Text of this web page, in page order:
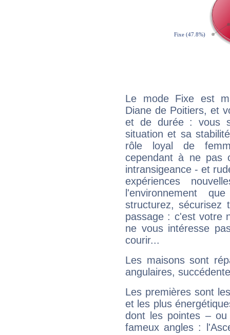
Le mode Fixe est
Diane de Poitiers, et
et de durée : vous
situation et sa
rôle loyal de
cependant à ne pas
intransigeance - et
expériences
l'environnement
structurez, sécurisez
passage : c'est votre
ne vous intéresse
courir...
Les maisons sont
angulaires,
Les premières sont
et les plus
dont les pointes –
fameux angles :